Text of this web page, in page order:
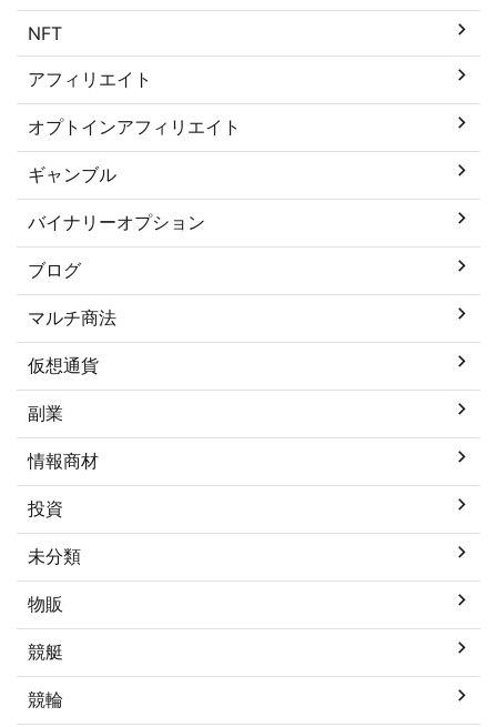
NFT
アフィリエイト
オプトインアフィリエイト
ギャンブル
バイナリーオプション
ブログ
マルチ商法
仮想通貨
副業
情報商材
投資
未分類
物販
競艇
競輪